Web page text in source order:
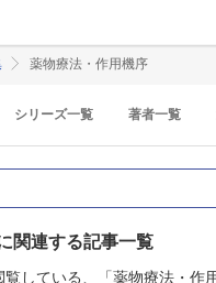
薬物療法・作用機序
シリーズ一覧 著者一覧
関連する記事一覧
している、「薬物療法・作